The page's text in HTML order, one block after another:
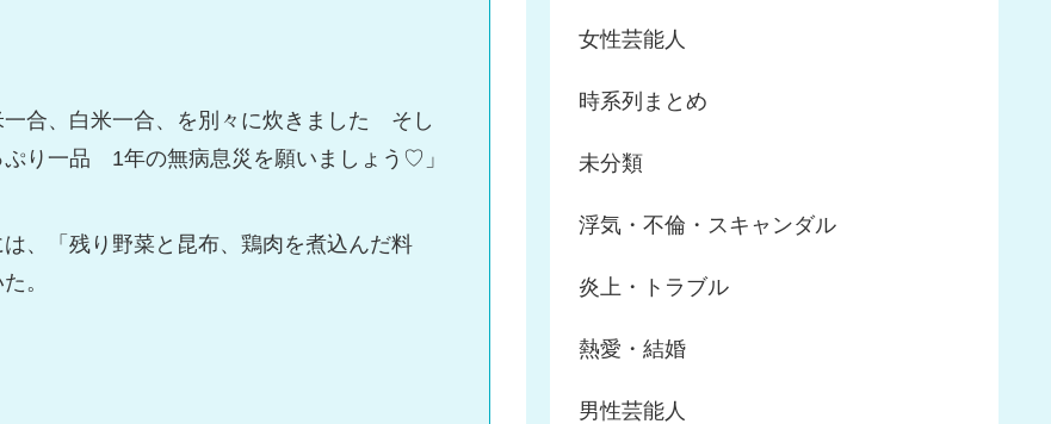
合、白米一合、を別々に炊きました そし
り一品 1年の無病息災を願いましょう♡」
、「残り野菜と昆布、鶏肉を煮込んだ料
。
女性芸能人
時系列まとめ
未分類
浮気・不倫・スキャンダル
炎上・トラブル
熱愛・結婚
男性芸能人